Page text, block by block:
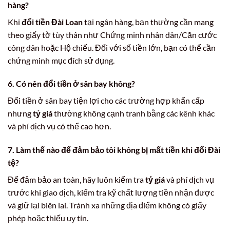
hàng?
Khi đổi tiền Đài Loantại ngân hàng, bạn thường cần mang
theo giấy tờ tùy thân như Chứng minh nhân dân/Căn cước
công dân hoặc Hộ chiếu. Đối với số tiền lớn, bạn có thể cần
chứng minh mục đích sử dụng.
6. Có nên đổi tiền ở sân bay không?
Đổi tiền ở sân bay tiện lợi cho các trường hợp khẩn cấp
nhưngtỷ giáthường không cạnh tranh bằng các kênh khác
và phí dịch vụ có thể cao hơn.
7. Làm thế nào để đảm bảo tôi không bị mất tiền khi đổi Đài
tệ?
Để đảm bảo an toàn, hãy luôn kiểm tratỷ giávà phí dịch vụ
trước khi giao dịch, kiểm tra kỹ chất lượng tiền nhận được
và giữ lại biên lai. Tránh xa những địa điểm không có giấy
phép hoặc thiếu uy tín.